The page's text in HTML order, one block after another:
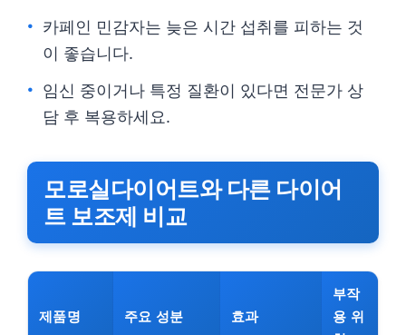
카페인 민감자는 늦은 시간 섭취를 피하는 것
이 좋습니다.
임신 중이거나 특정 질환이 있다면 전문가 상
담 후 복용하세요.
모로실다이어트와 다른 다이어
트 보조제 비교
제품명 주요 성분 효과
부작
용 위